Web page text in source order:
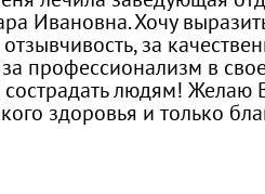
Ивановна. Хочу
за
профессионализм в
людям! Желаю
здоровья и только